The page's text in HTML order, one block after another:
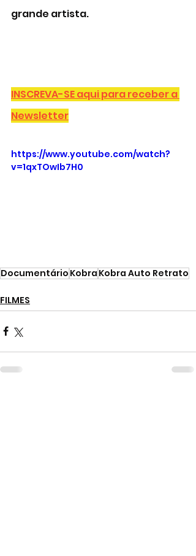
grande artista.
INSCREVA-SE aqui para receber a
Newsletter
https://www.youtube.com/watch?
v=1qxTOwIb7H0
Documentário Kobra Kobra Auto Retrato
FILMES